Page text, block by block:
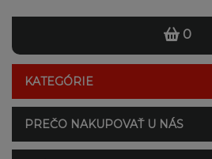
0
KATEGÓRIE
PREČO NAKUPOVAŤ U NÁS